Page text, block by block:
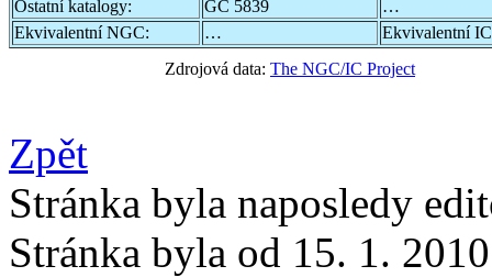
Ostatní katalogy:
GC 5839
…
Ekvivalentní NGC:
…
Ekvivalentní
Zdrojová data: The NGC/IC Project
Zpět
Stránka byla naposledy
Stránka byla od 15. 1.